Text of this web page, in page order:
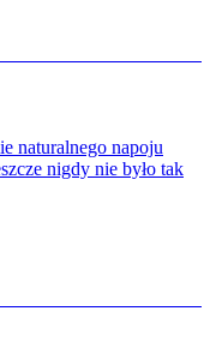
naturalnego napoju
nigdy nie było tak